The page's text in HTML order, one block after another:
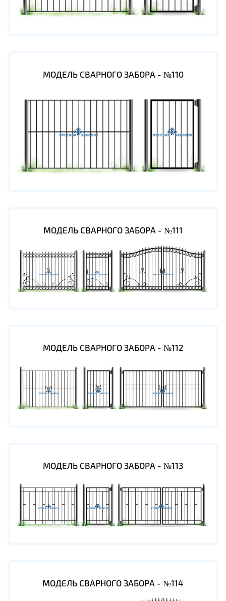
МОДЕЛЬ СВАРНОГО ЗАБОРА - №110
МОДЕЛЬ СВАРНОГО ЗАБОРА - №111
МОДЕЛЬ СВАРНОГО ЗАБОРА - №112
МОДЕЛЬ СВАРНОГО ЗАБОРА - №113
МОДЕЛЬ СВАРНОГО ЗАБОРА - №114